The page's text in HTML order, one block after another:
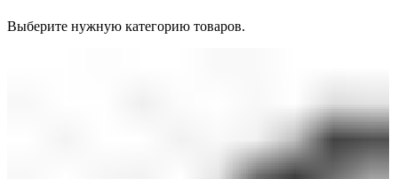
Выберите нужную категорию товаров.